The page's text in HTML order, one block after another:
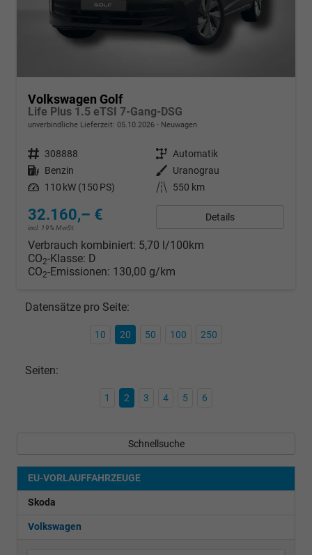
Volkswagen Golf
Life Plus 1.5 eTSI 7-Gang-DSG
unverbindliche Lieferzeit: 05.10.2026 Neuwagen
Fahrzeugnr. 308888 Getriebe Automatik
Kraftstoff Benzin Außenfarbe
Uranograu
Leistung 110 kW (150 PS) Kilometerstand 550 km
32.160,– €
incl. 19% MwSt.
Details
Verbrauch kombiniert: 5,70 l/100km
CO2-Klasse: D
CO2-Emissionen: 130,00 g/km
Datensätze pro Seite:
10 20 50 100 250
Seiten:
1 2 3 4 5 6
Schnellsuche
EU-VORLAUFFAHRZEUGE
Skoda
Volkswagen